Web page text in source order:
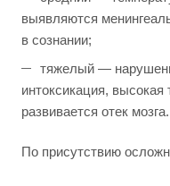
выявляются
в сознании;
тяжелый —
интоксикация, высокая
развивается отек мозга.
По присутствию